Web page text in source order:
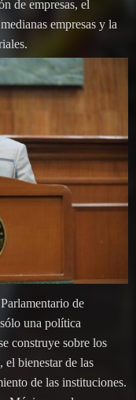
de empresas, el
empresas y la
de
una política
construye sobre los
el bienestar de las
de las instituciones.